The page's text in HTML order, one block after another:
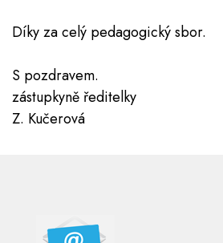
Díky za celý pedagogický sbor.
S pozdravem.
zástupkyně ředitelky
Z. Kučerová